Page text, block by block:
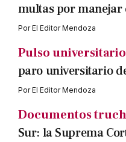
multas por manejar
PorEl Editor Mendoza
Pulso
paro universitario
PorEl Editor Mendoza
Documentos
Sur: la Suprema